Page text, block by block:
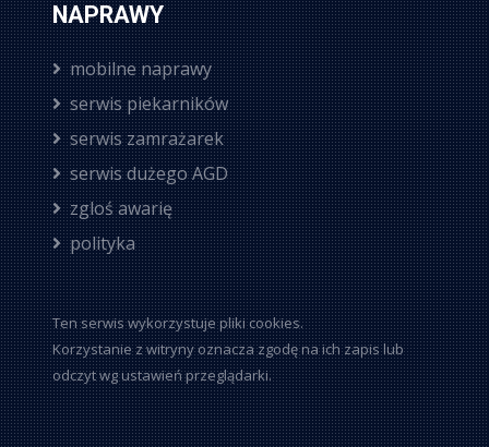
NAPRAWY
mobilne naprawy
serwis piekarników
serwis zamrażarek
serwis dużego AGD
zgloś awarię
polityka
Ten serwis wykorzystuje pliki cookies.
Korzystanie z witryny oznacza zgodę na ich zapis lub
odczyt wg ustawień przeglądarki.